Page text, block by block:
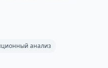
анализ